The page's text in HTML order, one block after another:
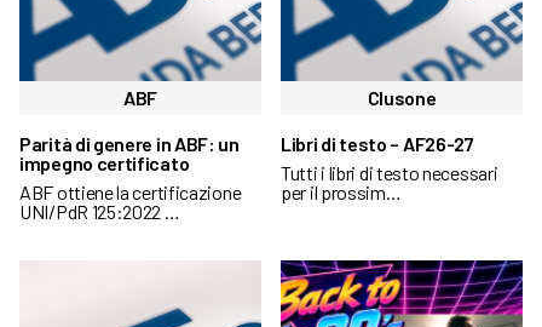
ABF
Parità di genere in ABF: un
impegno certificato
ABF ottiene la certificazione
UNI/PdR 125:2022 …
Clusone
Libri di testo – AF26-27
Tutti i libri di testo necessari
per il prossim…